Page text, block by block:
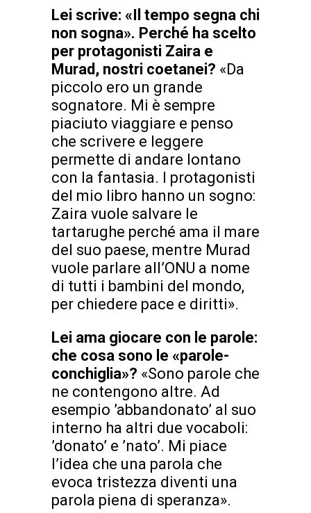
Lei scrive: «Il tempo segna chi
non sogna». Perché ha scelto
per protagonisti Zaira e
Murad, nostri coetanei? «Da
piccolo ero un grande
sognatore. Mi è sempre
piaciuto viaggiare e penso
che scrivere e leggere
permette di andare lontano
con la fantasia. I protagonisti
del mio libro hanno un sogno:
Zaira vuole salvare le
tartarughe perché ama il mare
del suo paese, mentre Murad
vuole parlare all’ONU a nome
di tutti i bambini del mondo,
per chiedere pace e diritti».
Lei ama giocare con le parole:
che cosa sono le «parole-
conchiglia»? «Sono parole che
ne contengono altre. Ad
esempio ’abbandonato’ al suo
interno ha altri due vocaboli:
’donato’ e ’nato’. Mi piace
l’idea che una parola che
evoca tristezza diventi una
parola piena di speranza».